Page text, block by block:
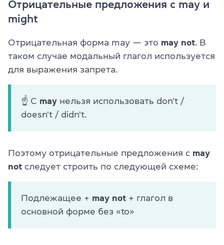
Отрицательные предложения с may и
might
Отрицательная форма may — это may not. В
таком случае модальный глагол используется
для выражения запрета.
☝ С may нельзя использовать don't /
doesn't / didn't.
Поэтому отрицательные предложения с may
not следует строить по следующей схеме:
Подлежащее + may not + глагол в
основной форме без «to»